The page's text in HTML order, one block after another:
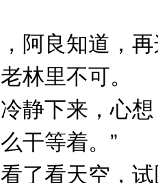
阿良知道，
林里不可。
静下来，心
干等着。”
了看天空，